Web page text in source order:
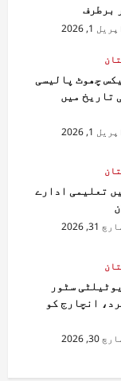
اپریل 1, 2026
چھوٹ پالیسی
تاریخ میں
اپریل 1, 2026
تعلیمی ادارے
31, 2026
سٹور
انچارج کو
30, 2026